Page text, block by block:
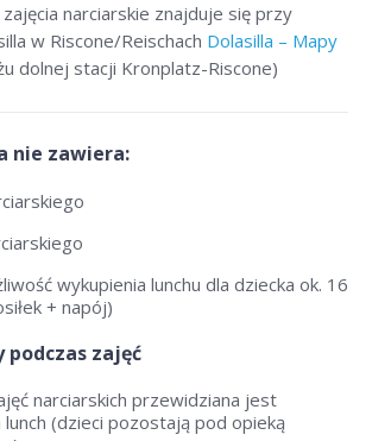
narciarskie znajduje się przy
w Riscone/Reischach Dolasilla – Mapy
dolnej stacji Kronplatz-Riscone)
nie zawiera:
wykupienia lunchu dla dziecka ok. 16
+ napój)
podczas zajęć
narciarskich przewidziana jest
(dzieci pozostają pod opieką